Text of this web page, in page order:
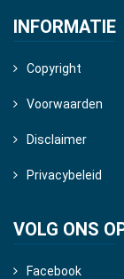
INFORMATIE
Copyright
Voorwaarden
Disclaimer
Privacybeleid
VOLG ONS
Facebook